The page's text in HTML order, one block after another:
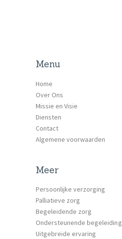
Menu
Home
Over Ons
Missie en Visie
Diensten
Contact
Algemene voorwaarden
Meer
Persoonlijke verzorging
Palliatieve zorg
Begeleidende zorg
Ondersteunende begeleiding
Uitgebreide ervaring